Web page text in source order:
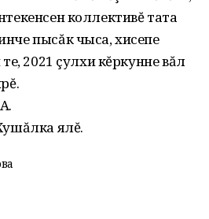
коллективĕ тата
пысăк чыса, хисепе
2021 çулхи кĕркунне вăл
ялĕ.